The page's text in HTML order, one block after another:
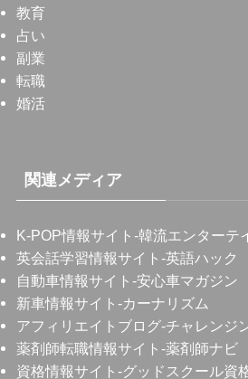
教育
占い
副業
転職
婚活
関連メディア
K-POP情報サイト -韓流エンターテ
英会話学習情報サイト -英語ハック
自動車情報サイト -安心車マガジン
新車情報サイト -カーナリズム
アフィリエイトブログ-チャレンジ
薬剤師転職情報サイト -薬剤師ナビ
資格情報サイト -グッドスクール資